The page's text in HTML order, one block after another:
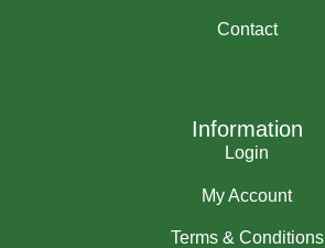
Contact
Information
Login
My Account
Terms & Conditions